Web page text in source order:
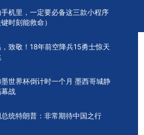
机里，一定要必备这三款小程序
键时刻能救命）
致敬！18年前空降兵15勇士惊天
世界杯倒计时一个月 墨西哥城静
战
统特朗普：非常期待中国之行
非遗 留住老